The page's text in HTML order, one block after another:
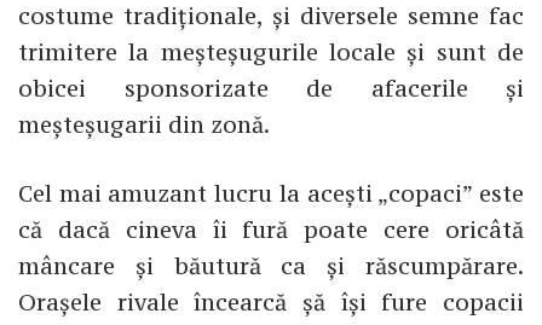
costume tradiționale, și diversele semne fac
trimitere la meșteșugurile locale și sunt de
obicei sponsorizate de afacerile și
meșteșugarii din zonă.
Cel mai amuzant lucru la acești „copaci” este
că dacă cineva îi fură poate cere oricâtă
mâncare și băutură ca și răscumpărare.
Orașele rivale încearcă șă își fure copacii